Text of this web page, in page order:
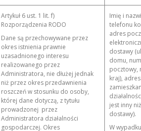
Artykuł 6 ust. 1 lit. f)
Rozporządzenia RODO
Dane są przechowywane przez
okres istnienia prawnie
uzasadnionego interesu
realizowanego przez
Administratora, nie dłużej jednak
niż przez okres przedawnienia
roszczeń w stosunku do osoby,
której dane dotyczą, z tytułu
prowadzonej przez
Administratora działalności
gospodarczej. Okres
Imię i
telefonu
adres
dostawy
domu,
pocztowy,
kraj), adres
jest inny
dostawy).
W